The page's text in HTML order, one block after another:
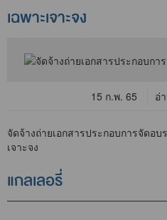
เฉพาะเจาะจง
15 ก.พ. 65 อ่
จัดจ้างถ่ายเอกสารประกอบการจัดอ
เจาะจง
แกลเลอรี่